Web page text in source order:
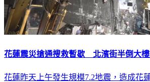
花蓮震災搶通搜救暫歇 北濱街半倒大
花蓮昨天上午發生規模7.2地震，造成花